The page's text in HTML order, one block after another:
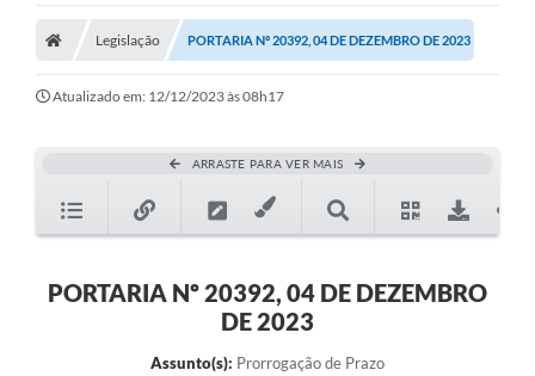
Legislação PORTARIA Nº 20392, 04 DE DEZEMBRO DE 2023
Atualizado em: 12/12/2023 às 08h17
ARRASTE PARA VER MAIS
PORTARIA Nº 20392, 04 DE DEZEMBRO
DE 2023
Assunto(s): Prorrogação de Prazo